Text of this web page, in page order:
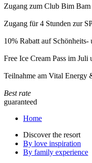
Zugang zum Club Bim
Zugang für 4 Stunden zur
10% Rabatt auf Schönheits-
Free Ice Cream Pass im
Teilnahme am Vital Energy
Best rate
guaranteed
Home
Discover the resort
By love inspiration
By family experience